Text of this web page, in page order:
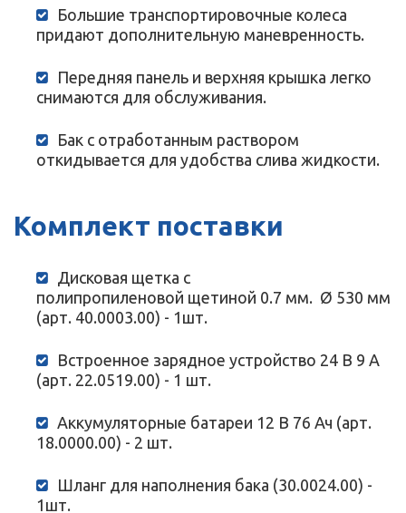
Большие транспортировочные колеса
придают дополнительную маневренность.
Передняя панель и верхняя крышка легко
снимаются для обслуживания.
Бак с отработанным раствором
откидывается для удобства слива жидкости.
Комплект поставки
Дисковая щетка с
полипропиленовой щетиной 0.7 мм. Ø 530 мм
(арт. 40.0003.00) - 1шт.
Встроенное зарядное устройство 24 В 9 А
(арт. 22.0519.00) - 1 шт.
Аккумуляторные батареи 12 В 76 Ач (арт.
18.0000.00) - 2 шт.
Шланг для наполнения бака (30.0024.00) -
1шт.